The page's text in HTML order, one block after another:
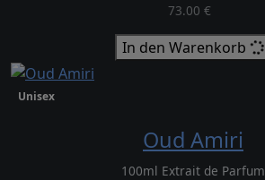
73.00 €
In den Warenkorb
Unisex
Oud Amiri
100ml Extrait de Parfum